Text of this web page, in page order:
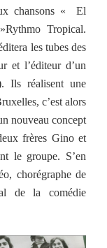
chansons « El
Tropical.
les tubes des
et l’éditeur d’un
Ils réalisent une
c’est alors
nouveau concept
frères Gino et
le groupe. S’en
chorégraphe de
de la comédie